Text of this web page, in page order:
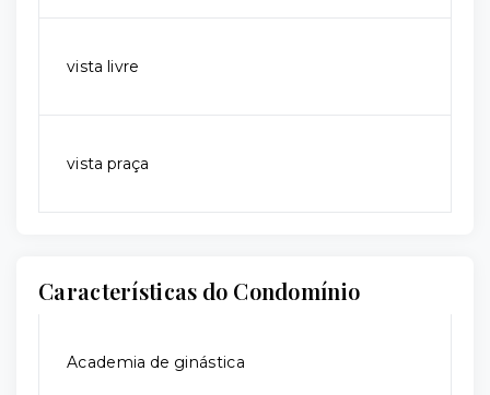
vista livre
vista praça
Características do Condomínio
Academia de ginástica